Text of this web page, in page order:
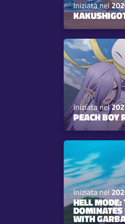
Iniziata nel
Iniziata nel
PEACH BOY
Iniziata nel
HELL MODE:
WITH